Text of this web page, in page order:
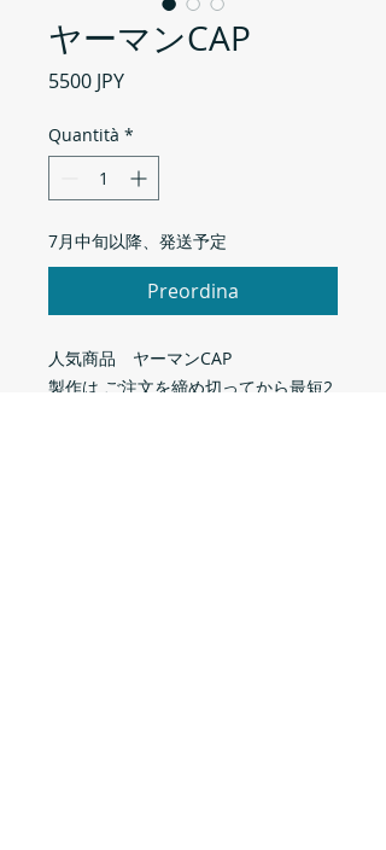
ヤーマンCAP
5500 JPYPrezzo
Quantità *
7月中旬以降、発送予定
Preordina
人気商品 ヤーマンCAP
製作は ご注文を締め切ってから最短2